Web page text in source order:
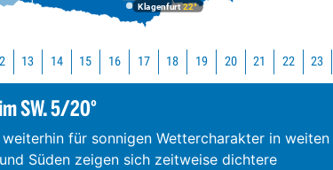
Klagenfurt22°
13 14 15 16 17 18 19 20 21 22 23
SW. 5/20°
für sonnigen Wettercharakter in weiten
Süden zeigen sich zeitweise dichtere